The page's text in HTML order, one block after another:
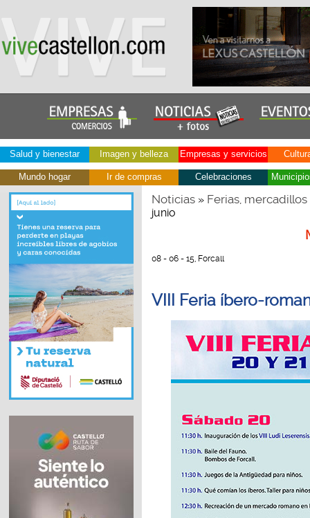
Salud y bienestar Imagen y belleza Empresas y servicios
Mundo hogar Ir de compras Celebraciones
Noticias» Ferias, mercadillos
junio
08 - 06 - 15, Forcall
VIII Feria íbero-